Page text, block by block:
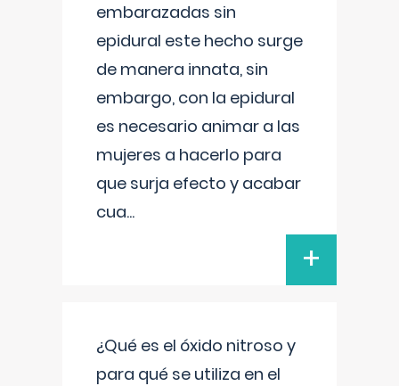
embarazadas sin
epidural este hecho surge
de manera innata, sin
embargo, con la epidural
es necesario animar a las
mujeres a hacerlo para
que surja efecto y acabar
cua...
+
¿Qué es el óxido nitroso y
para qué se utiliza en el